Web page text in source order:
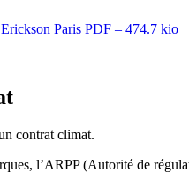
Paris PDF – 474.7 kio
contrat climat.
l’ARPP (Autorité de